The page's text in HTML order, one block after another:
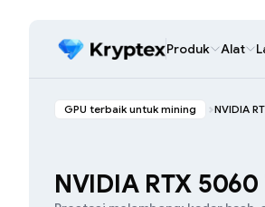
Produk Alat
GPU terbaik untuk mining NVIDIA
NVIDIA RTX 5060